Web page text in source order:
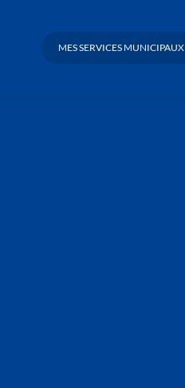
MES SERVICES MUNICIPAUX